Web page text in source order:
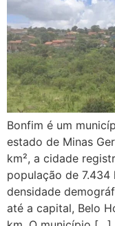
Bonfim é um
estado de Minas
km², a cidade
população de 7.434
densidade
até a capital, Belo